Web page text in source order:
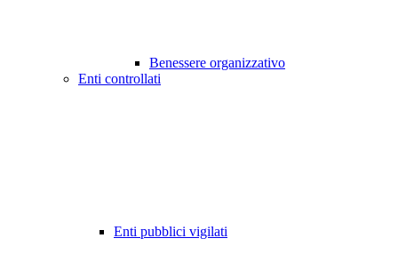
Benessere organizzativo
Enti controllati
Enti pubblici vigilati